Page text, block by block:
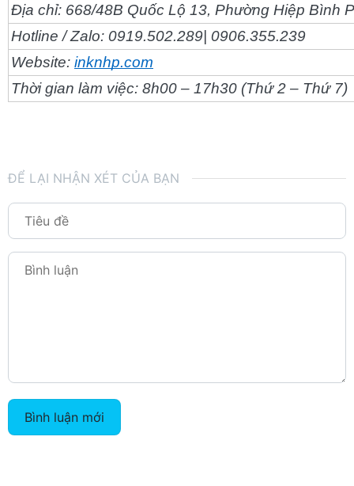
Địa chỉ: 668/48B Quốc Lộ 13, Phường Hiệp Bình
Hotline / Zalo: 0919.502.289| 0906.355.239
Website: inknhp.com
Thời gian làm việc: 8h00 – 17h30 (Thứ 2 – Thứ 7)
ĐỂ LẠI NHẬN XÉT CỦA BẠN
Bình luận mới